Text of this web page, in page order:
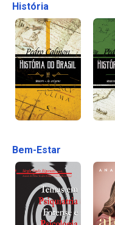
História
Bem-Estar